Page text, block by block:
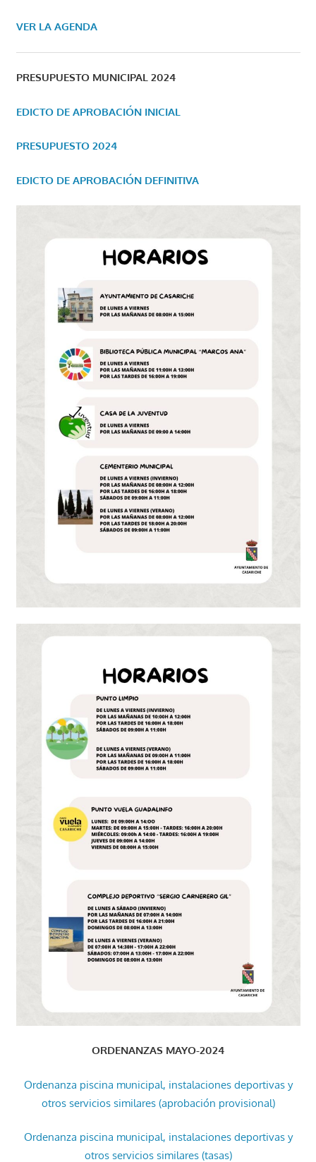
VER LA AGENDA
PRESUPUESTO MUNICIPAL 2024
EDICTO DE APROBACIÓN INICIAL
PRESUPUESTO 2024
EDICTO DE APROBACIÓN DEFINITIVA
ORDENANZAS MAYO-2024
Ordenanza piscina municipal, instalaciones deportivas y
otros servicios similares (aprobación provisional)
Ordenanza piscina municipal, instalaciones deportivas y
otros servicios similares (tasas)